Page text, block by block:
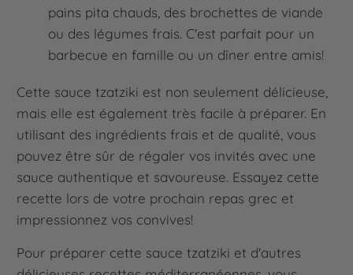
pains pita chauds, des brochettes de viande
ou des légumes frais. C'est parfait pour un
barbecue en famille ou un dîner entre amis!
Cette sauce tzatziki est non seulement délicieuse,
mais elle est également très facile à préparer. En
utilisant des ingrédients frais et de qualité, vous
pouvez être sûr de régaler vos invités avec une
sauce authentique et savoureuse. Essayez cette
recette lors de votre prochain repas grec et
impressionnez vos convives!
Pour préparer cette sauce tzatziki et d'autres